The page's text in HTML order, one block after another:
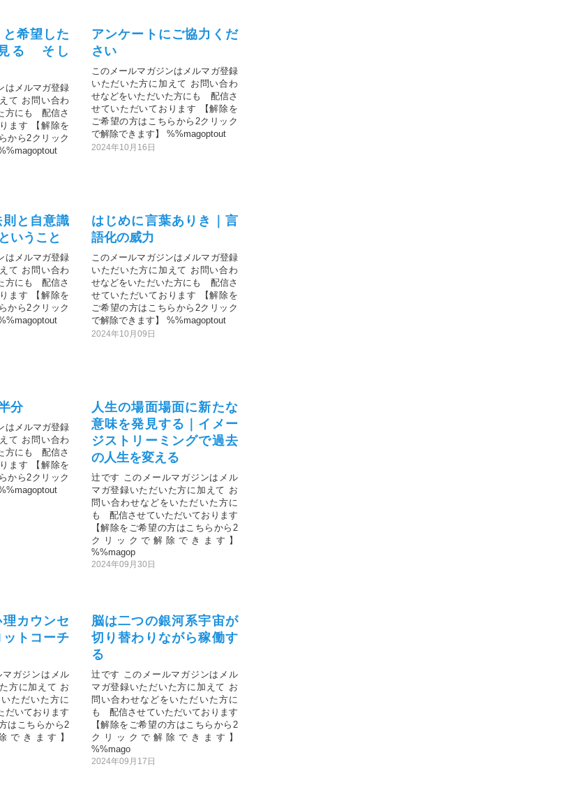
と希望した
る そし
はメルマガ登録
て お問い合わ
方にも 配信さ
ます 【解除を
から2クリック
アンケートにご協力くだ
さい
このメールマガジンはメルマガ登録
いただいた方に加えて お問い合わ
せなどをいただいた方にも 配信さ
せていただいております 【解除を
ご希望の方はこちらから2クリック
で解除できます】 %%magoptout
2024年10月16日
と自意識
いうこと
はメルマガ登録
て お問い合わ
方にも 配信さ
ます 【解除を
から2クリック
はじめに言葉ありき｜言
語化の威力
このメールマガジンはメルマガ登録
いただいた方に加えて お問い合わ
せなどをいただいた方にも 配信さ
せていただいております 【解除を
ご希望の方はこちらから2クリック
で解除できます】 %%magoptout
2024年10月09日
分
はメルマガ登録
て お問い合わ
方にも 配信さ
ます 【解除を
から2クリック
人生の場面場面に新たな
意味を発見する｜イメー
ジストリーミングで過去
の人生を変える
辻です このメールマガジンはメル
マガ登録いただいた方に加えて お
問い合わせなどをいただいた方に
も 配信させていただいております
【解除をご希望の方はこちらから2
クリックで解除できます】
%%magop
2024年09月30日
カウンセ
トコーチ
ガジンはメル
方に加えて お
ただいた方に
いております
はこちらから2
できます】
脳は二つの銀河系宇宙が
切り替わりながら稼働す
る
辻です このメールマガジンはメル
マガ登録いただいた方に加えて お
問い合わせなどをいただいた方に
も 配信させていただいております
【解除をご希望の方はこちらから2
クリックで解除できます】
%%mago
2024年09月17日